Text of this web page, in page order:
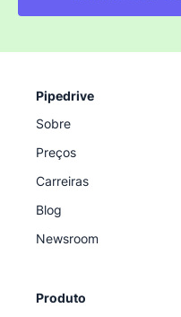
Pipedrive
Sobre
Preços
Carreiras
Blog
Newsroom
Produto